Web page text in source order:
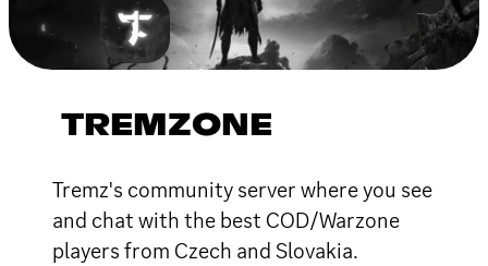
TREMZONE
Tremz's community server where you see
and chat with the best COD/Warzone
players from Czech and Slovakia.